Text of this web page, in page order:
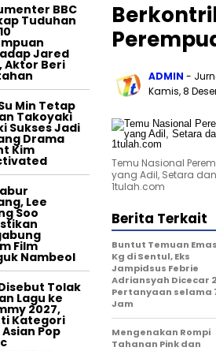
BBC
Tuduhan
Jared
Aktor Beri
Min Tetap
Takoyaki
Sukses Jadi
Drama
Kim
Lee
Soo
Film
Nambeol
Tolak
Lagu ke
2027,
Kategori
Pop
ADMIN -
Kamis, 8
Temu Nasional
yang Adil, Setara
1tulah.com
Berita Terkait
Buntut Temuan
Kg di Sentul, Eks
Jampidsus Febrie
Adriansyah Dicecar
Pertanyaan selama
Jam
Mengenakan Rompi
Tahanan Pink dan